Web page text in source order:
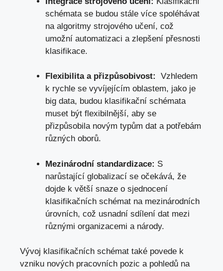
schémata se budou stále více spoléhávat
na algoritmy strojového učení, ⁢což
umožní automatizaci a zlepšení ‌přesnosti ​
klasifikace.
Flexibilita‍ a přizpůsobivost:
⁤ Vzhledem
k rychle se vyvíjejícím oblastem, jako je
big data, ‍budou klasifikační schémata
muset být flexibilnější, ⁣aby se
přizpůsobila novým typům dat a ‍potřebám
různých‍ oborů.
Mezinárodní standardizace: S
narůstající globalizací se očekává, že
dojde k větší snaze o sjednocení
klasifikačních schémat na mezinárodních
úrovních, což usnadní sdílení dat ⁤mezi
různými⁤ organizacemi a národy.
Vývoj klasifikačních schémat také povede k
‌vzniku ⁢nových pracovních pozic a pohledů na